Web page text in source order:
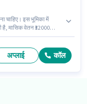
चाहिए। इस भूमिका में
मासिक वेतन ₹32000
भी मिलेंगे।
अप्लाई कॉल